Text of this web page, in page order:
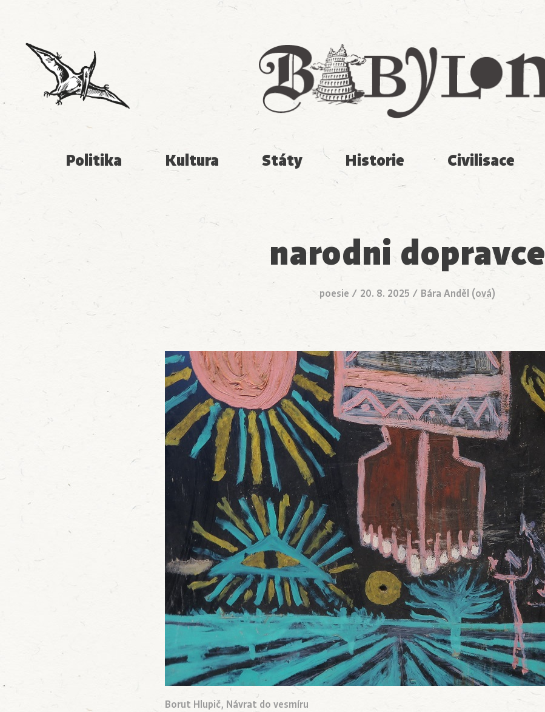
Babylon
Politika Kultura Státy Historie Civilisace
narodni dopravce
poesie / 20. 8. 2025 / Bára Anděl (ová)
Borut Hlupič, Návrat do vesmíru